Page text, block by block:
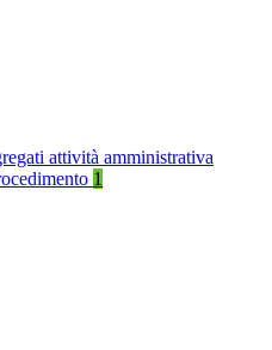
attività amministrativa
1